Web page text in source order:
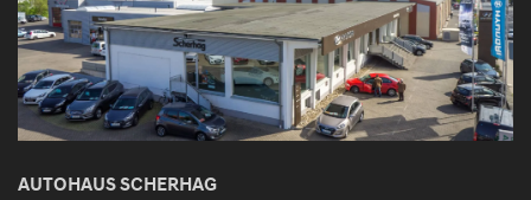
aktivieren
AUTOHAUS SCHERHAG